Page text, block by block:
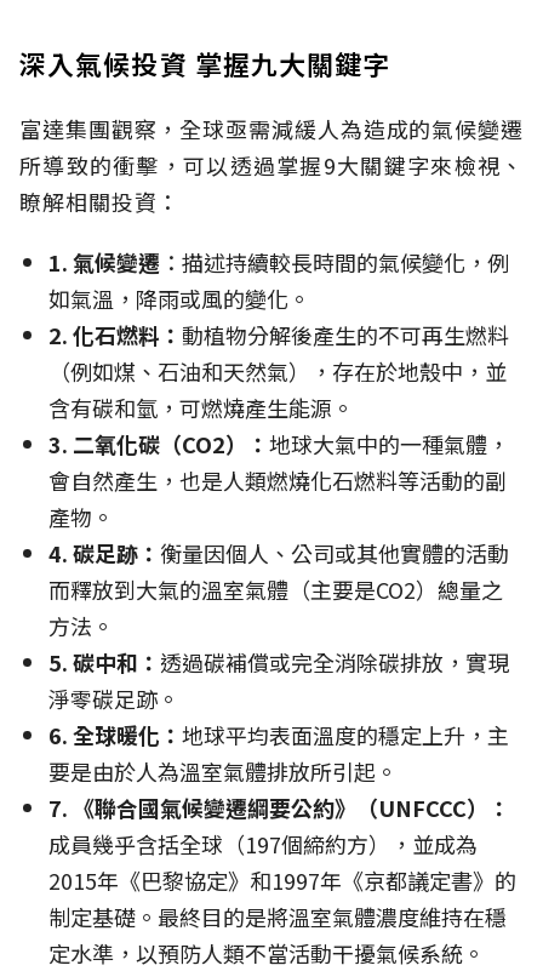
深入氣候投資 掌握九大關鍵字
富達集團觀察，全球亟需減緩人為造成的氣候變遷
所導致的衝擊，可以透過掌握9大關鍵字來檢視、
瞭解相關投資：
1. 氣候變遷 ：描述持續較長時間的氣候變化，例
如氣溫，降雨或風的變化。
2. 化石燃料 ： 動植物分解後產生的不可再生燃料
（例如煤、石油和天然氣），存在於地殼中，並
含有碳和氫，可燃燒產生能源。
3. 二氧化碳（CO2） ： 地球大氣中的一種氣體，
會自然產生，也是人類燃燒化石燃料等活動的副
產物。
4. 碳足跡 ： 衡量因個人、公司或其他實體的活動
而釋放到大氣的溫室氣體（主要是CO2）總量之
方法。
5. 碳中和 ： 透過碳補償或完全消除碳排放，實現
淨零碳足跡。
6. 全球暖化 ： 地球平均表面溫度的穩定上升，主
要是由於人為溫室氣體排放所引起。
7. 《聯合國氣候變遷綱要公約》（UNFCCC）
：
成員幾乎含括全球（197個締約方），並成為
2015年《巴黎協定》和1997年《京都議定書》的
制定基礎。最終目的是將溫室氣體濃度維持在穩
定水準，以預防人類不當活動干擾氣候系統。